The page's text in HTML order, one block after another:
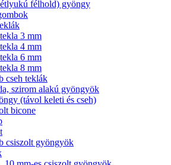
félhold) gyöngy
3 mm
4 mm
6 mm
8 mm
cseh teklák
szirom alakú gyöngyök
(távol keleti és cseh)
bicone
csiszolt gyöngyök